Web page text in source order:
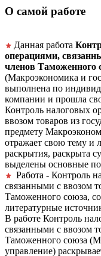
О самой работе
Данная работа
операциями,
членов Таможенного
(Макроэкономика и
выполнена по
компании и прошла
Контроль налоговых
ввозом товаров из
предмету
отражает свою тему и
раскрытия, раскрыта
выделены основные
Работа - Контроль
связанными с ввозом
Таможенного союза,
литературные
В работе Контроль
связанными с ввозом
Таможенного союза
управление)